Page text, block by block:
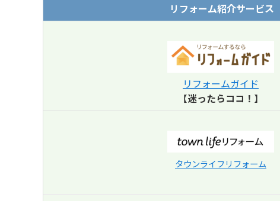
リフォーム紹介サービス
リフォームガイド
【迷ったらココ！ 】
タウンライフリフォーム